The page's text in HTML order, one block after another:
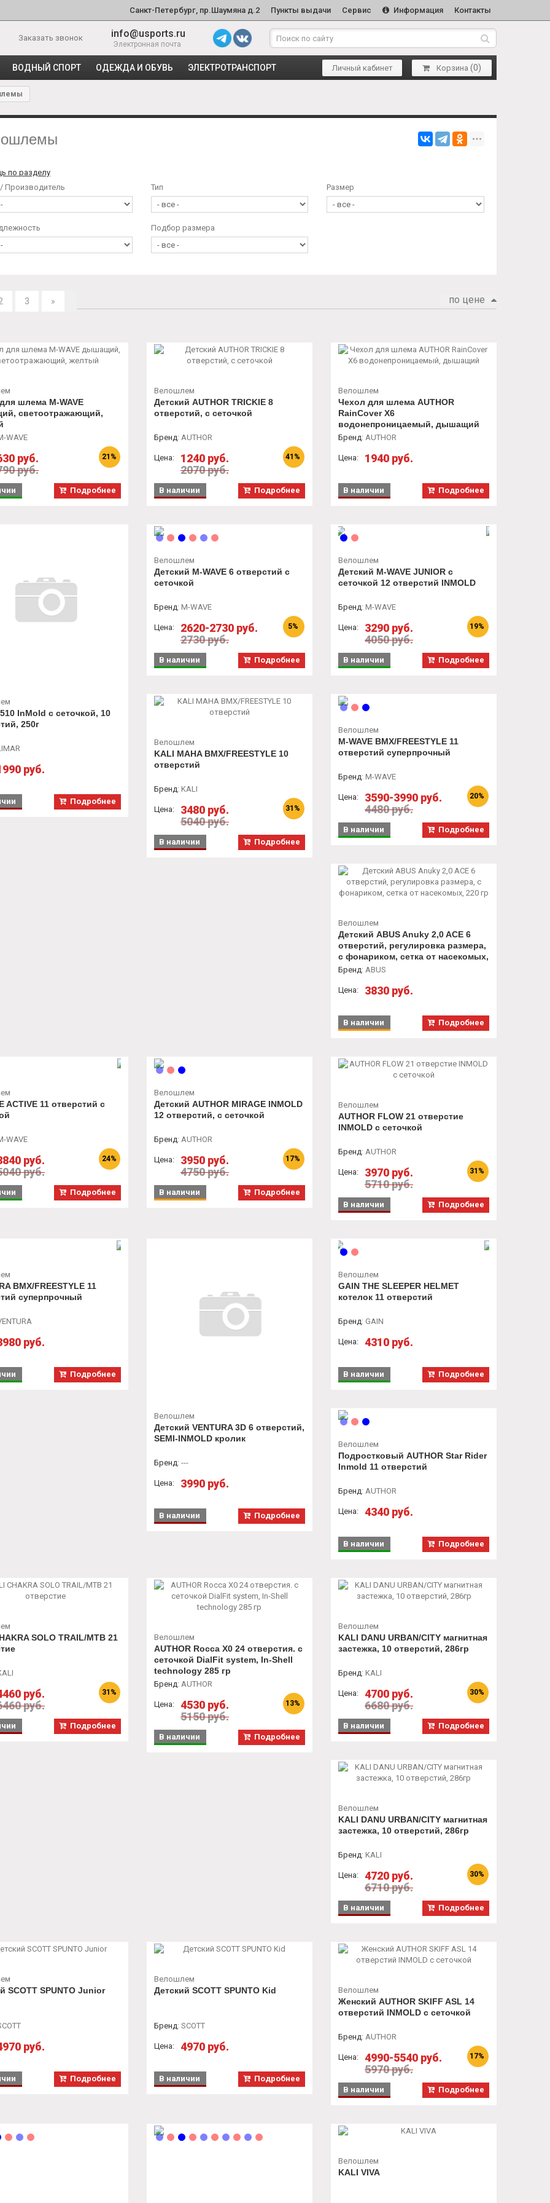
Санкт-Петербург, пр.Шаумяна д.2 Пункты выдачи Сервис Информация Контакты
Заказать звонок info@usports.ru
Электронная почта
ВОДНЫЙ СПОРТ ОДЕЖДА И ОБУВЬ ЭЛЕКТРОТРАНСПОРТ Личный кабинет Корзина (0)
по разделу
Производитель
Тип Размер
Подбор размера
по цене
3 »
шлема M-WAVE
светоотражающий,
WAVE
руб.
руб.
21%
Подробнее
Велошлем
Детский AUTHOR TRICKIE 8
отверстий, с сеточкой
Бренд: AUTHOR
Цена:
1240 руб.
2070 руб.
41%
Подробнее
В наличии
Велошлем
Чехол для шлема AUTHOR
RainCover X6
водонепроницаемый, дышащий
Бренд: AUTHOR
Цена: 1940 руб.
Подробнее
В наличии
InMold с сеточкой, 10
250г
руб.
Подробнее
Велошлем
Детский M-WAVE 6 отверстий с
сеточкой
Бренд: M-WAVE
Цена:
2620-2730 руб.
2730 руб.
5%
Подробнее
В наличии
Велошлем
Детский M-WAVE JUNIOR с
сеточкой 12 отверстий INMOLD
Бренд: M-WAVE
Цена:
3290 руб.
4050 руб.
19%
Подробнее
В наличии
Велошлем
KALI MAHA BMX/FREESTYLE 10
отверстий
Бренд: KALI
Цена:
3480 руб.
5040 руб.
31%
Подробнее
В наличии
Велошлем
M-WAVE ВМХ/FREESTYLE 11
отверстий суперпрочный
Бренд: M-WAVE
Цена:
3590-3990 руб.
4480 руб.
20%
Подробнее
В наличии
Велошлем
Детский ABUS Anuky 2,0 ACE 6
отверстий, регулировка размера,
с фонариком, сетка от насекомых,
220 гр
Бренд: ABUS
Цена: 3830 руб.
Подробнее
В наличии
ACTIVE 11 отверстий с
WAVE
руб.
руб.
24%
Подробнее
Велошлем
Детский AUTHOR MIRAGE INMOLD
12 отверстий, с сеточкой
Бренд: AUTHOR
Цена:
3950 руб.
4750 руб.
17%
Подробнее
В наличии
Велошлем
AUTHOR FLOW 21 отверстие
INMOLD с сеточкой
Бренд: AUTHOR
Цена:
3970 руб.
5710 руб.
31%
Подробнее
В наличии
ВМХ/FREESTYLE 11
суперпрочный
руб.
Подробнее
Велошлем
Детский VENTURA 3D 6 отверстий,
SEMI-INMOLD кролик
Бренд: ---
Цена: 3990 руб.
Подробнее
В наличии
Велошлем
GAIN THE SLEEPER HELMET
котелок 11 отверстий
Бренд: GAIN
Цена: 4310 руб.
Подробнее
В наличии
Велошлем
Подростковый AUTHOR Star Rider
Inmold 11 отверстий
Бренд: AUTHOR
Цена: 4340 руб.
Подробнее
В наличии
SOLO TRAIL/MTB 21
руб.
руб.
31%
Подробнее
Велошлем
AUTHOR Rocca X0 24 отверстия. с
сеточкой DialFit system, In-Shell
technology 285 гр
Бренд: AUTHOR
Цена:
4530 руб.
5150 руб.
13%
Подробнее
В наличии
Велошлем
KALI DANU URBAN/CITY магнитная
застежка, 10 отверстий, 286гр
Бренд: KALI
Цена:
4700 руб.
6680 руб.
30%
Подробнее
В наличии
Велошлем
KALI DANU URBAN/CITY магнитная
застежка, 10 отверстий, 286гр
Бренд: KALI
Цена:
4720 руб.
6710 руб.
30%
Подробнее
В наличии
SCOTT SPUNTO Junior
руб.
Подробнее
Велошлем
Детский SCOTT SPUNTO Kid
Бренд: SCOTT
Цена: 4970 руб.
Подробнее
В наличии
Велошлем
Женский AUTHOR SKIFF ASL 14
отверстий INMOLD с сеточкой
Бренд: AUTHOR
Цена:
4990-5540 руб.
5970 руб.
17%
Подробнее
В наличии
Велошлем
KALI VIVA